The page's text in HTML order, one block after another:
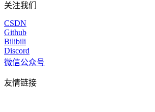
关注我们
CSDN
Github
Bilibili
Discord
微信公众号
友情链接